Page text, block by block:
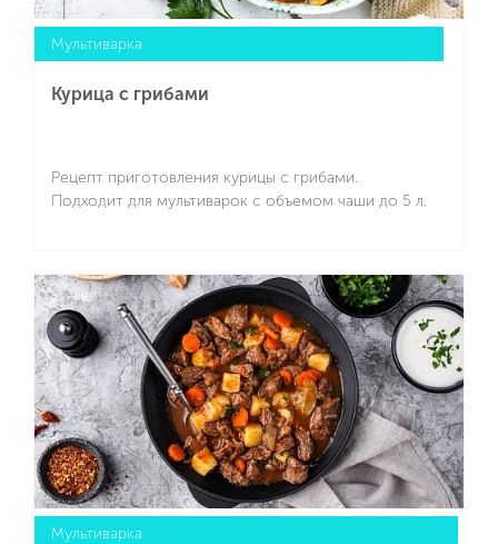
Мультиварка
Курица с грибами
Рецепт приготовления курицы с грибами.
Подходит для мультиварок с объемом чаши до 5 л.
Подробнее
Мультиварка